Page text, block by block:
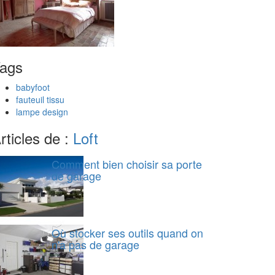
babyfoot
fauteuil tissu
lampe design
de : Loft
Comment bien choisir sa porte
de garage
Où stocker ses outils quand on
n'a pas de garage